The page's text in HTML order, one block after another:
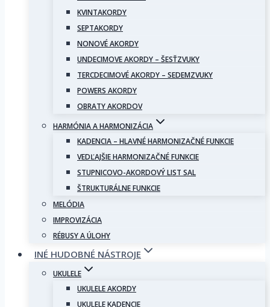
KVINTAKORDY
SEPTAKORDY
NONOVÉ AKORDY
UNDECIMOVE AKORDY – ŠESŤZVUKY
TERCDECIMOVÉ AKORDY – SEDEMZVUKY
POWERS AKORDY
OBRATY AKORDOV
HARMÓNIA A HARMONIZÁCIA
KADENCIA – HLAVNÉ HARMONIZAČNÉ FUNKCIE
VEDĽAJŠIE HARMONIZAČNÉ FUNKCIE
STUPNICOVO-AKORDOVÝ LIST SAL
ŠTRUKTURÁLNE FUNKCIE
MELÓDIA
IMPROVIZÁCIA
RÉBUSY A ÚLOHY
INÉ HUDOBNÉ NÁSTROJE
UKULELE
UKULELE AKORDY
UKULELE KADENCIE